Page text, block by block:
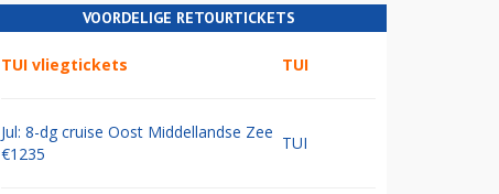
VOORDELIGE RETOURTICKETS
TUI vliegtickets TUI
Jul: 8-dg cruise Oost Middellandse Zee
€1235
TUI